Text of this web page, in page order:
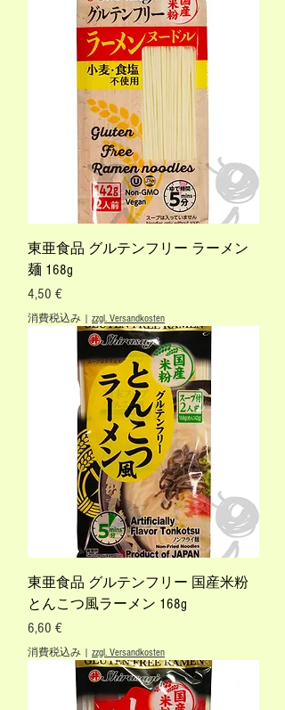
東亜食品 グルテンフリー ラーメン
麺 168g
価格
4,50 €
消費税込み | zzgl. Versandkosten
東亜食品 グルテンフリー 国産米粉
とんこつ風ラーメン 168g
価格
6,60 €
消費税込み | zzgl. Versandkosten